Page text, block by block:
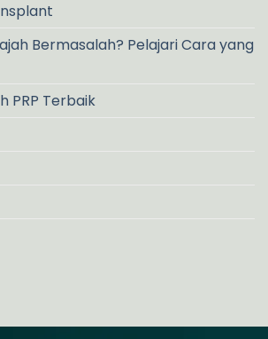
Bermasalah? Pelajari Cara yang
PRP Terbaik